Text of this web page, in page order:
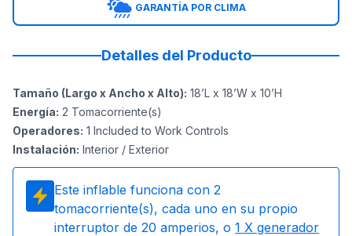
GARANTÍA POR CLIMA
Detalles del Producto
Tamaño (Largo x Ancho x Alto): 18’L x 18’W x 10’H
Energía: 2 Tomacorriente(s)
Operadores: 1 Included to Work Controls
Instalación: Interior / Exterior
Este inflable funciona con 2
tomacorriente(s), cada uno en su propio
interruptor de 20 amperios, o 1 X generador